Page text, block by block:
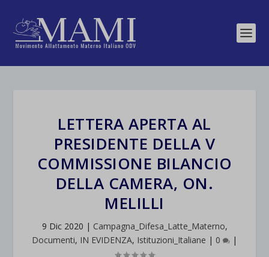
LETTERA APERTA AL
PRESIDENTE DELLA V
COMMISSIONE BILANCIO
DELLA CAMERA, ON.
MELILLI
9 Dic 2020 | Campagna_Difesa_Latte_Materno,
Documenti, IN EVIDENZA, Istituzioni_Italiane | 0 |